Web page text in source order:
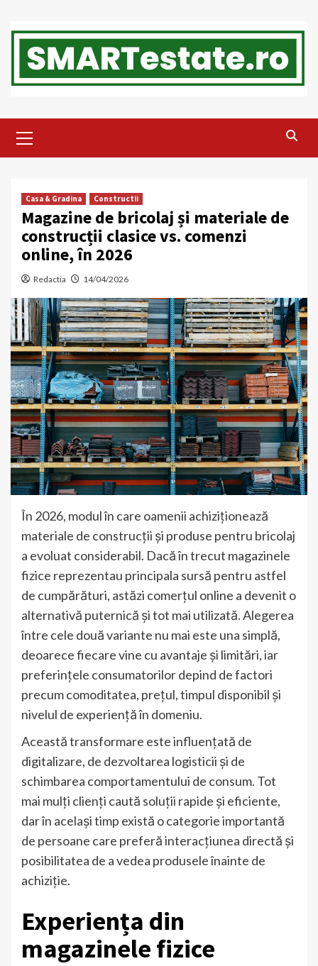
content
Menu
Casa & Gradina Constructii
Magazine de bricolaj și materiale de
construcții clasice vs. comenzi
online, în 2026
Redactia 14/04/2026
În 2026, modul în care oamenii achiziționează
materiale de construcții și produse pentru bricolaj
a evoluat considerabil. Dacă în trecut magazinele
fizice reprezentau principala sursă pentru astfel
de cumpărături, astăzi comerțul online a devenit o
alternativă puternică și tot mai utilizată. Alegerea
între cele două variante nu mai este una simplă,
deoarece fiecare vine cu avantaje și limitări, iar
preferințele consumatorilor depind de factori
precum comoditatea, prețul, timpul disponibil și
nivelul de experiență în domeniu.
Această transformare este influențată de
digitalizare, de dezvoltarea logisticii și de
schimbarea comportamentului de consum. Tot
mai mulți clienți caută soluții rapide și eficiente,
dar în același timp există o categorie importantă
de persoane care preferă interacțiunea directă și
posibilitatea de a vedea produsele înainte de
achiziție.
Experiența din
magazinele fizice